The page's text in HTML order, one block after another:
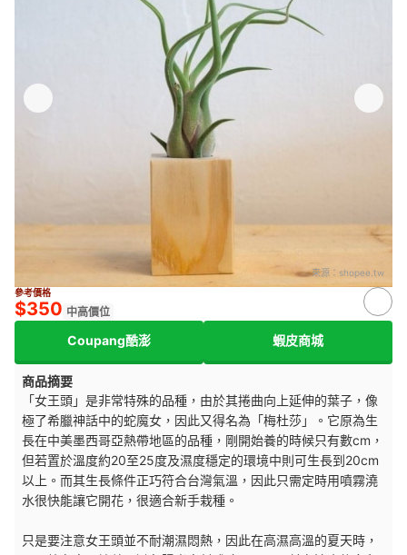
來源： shopee.tw
參考價格
$350 中高價位
Coupang酷澎 蝦皮商城
商品摘要
「女王頭」是非常特殊的品種，由於其捲曲向上延伸的葉子，像
極了希臘神話中的蛇魔女，因此又得名為「梅杜莎」。它原為生
長在中美墨西哥亞熱帶地區的品種，剛開始養的時候只有數cm，
但若置於溫度約20至25度及濕度穩定的環境中則可生長到20cm
以上。而其生長條件正巧符合台灣氣溫，因此只需定時用噴霧澆
水很快能讓它開花，很適合新手栽種。
只是要注意女王頭並不耐潮濕悶熱，因此在高濕高溫的夏天時，